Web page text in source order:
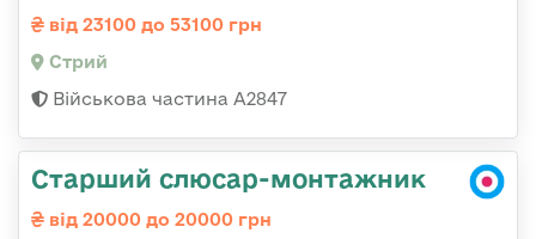
від 23100 до 53100 грн
Стрий
Військова частина А2847
Старший слюсар-монтажник
від 20000 до 20000 грн